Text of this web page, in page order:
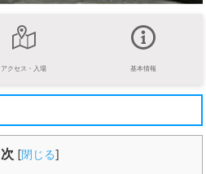
アクセス・入場 基本情報
[閉じる]